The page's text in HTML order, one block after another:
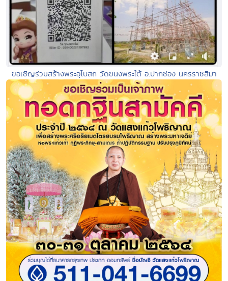
ขอเชิญร่วมสร้างพระอุโบสถ วัดขนงพระใต้ อ.ปากช่อง นครราชสีมา